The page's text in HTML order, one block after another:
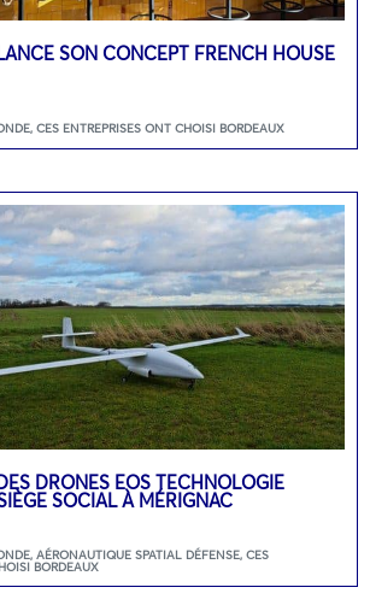
SON CONCEPT FRENCH HOUSE
, CES ENTREPRISES ONT CHOISI BORDEAUX
DRONES EOS TECHNOLOGIE
SOCIAL À MÉRIGNAC
, AÉRONAUTIQUE SPATIAL DÉFENSE, CES
BORDEAUX